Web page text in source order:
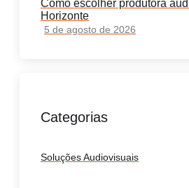
Como escolher produtora
Horizonte
5 de agosto de 2026
Categorias
Soluções Audiovisuais